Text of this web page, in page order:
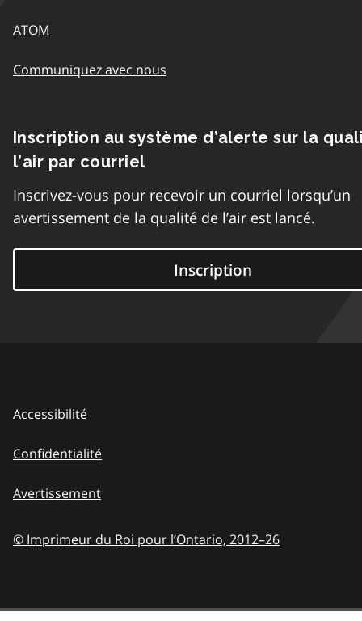
ATOM
Communiquez avec nous
Inscription au système d’alerte sur la
l’air par courriel
Inscrivez-vous pour recevoir un courriel lorsqu’un
avertissement de la qualité de l’air est lancé.
Inscription
Accessibilité
Confidentialité
Avertissement
© Imprimeur du Roi pour l’Ontario, 2012–26